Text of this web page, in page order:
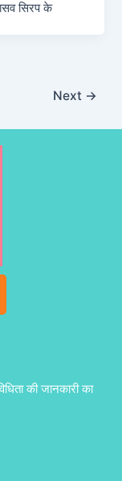
सिरप के
Next →
की जानकारी का